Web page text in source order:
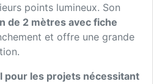
points lumineux. Son
de 2 mètres avec fiche
et offre une grande
pour les projets nécessitant